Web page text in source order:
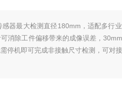
感器最大检测直径180mm，适配多行
消除工件偏移带来的成像误差，
停机即可完成非接触尺寸检测，可对